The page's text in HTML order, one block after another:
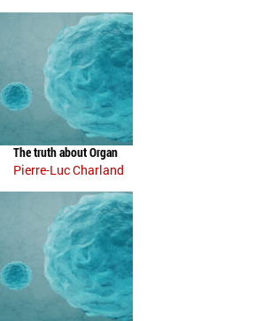
The truth about Organ
Pierre-Luc Charland